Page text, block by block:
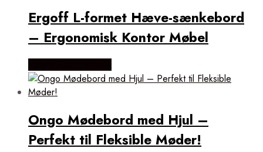
Ergoff L-formet Hæve-sænkebord
– Ergonomisk Kontor Møbel
Ongo Mødebord med Hjul –
Perfekt til Fleksible Møder!